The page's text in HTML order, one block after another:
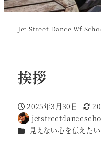
Jet Street Dance Wf
挨拶
投稿日
2025年3月30日
更新
著
者
カテゴリー
見えない心を伝えたい